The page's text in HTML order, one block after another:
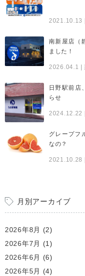
2021.10.13
南新屋店（
ました！
2026.04.1 |
日野駅前店
らせ
2024.12.22
グレープフ
なの？
2021.10.28
月別アーカイブ
2026年8月
(2)
2026年7月
(1)
2026年6月
(6)
2026年5月
(4)